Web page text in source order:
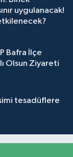
uygulanacak!
Bafra İlçe
Olsun Ziyareti
tesadüflere